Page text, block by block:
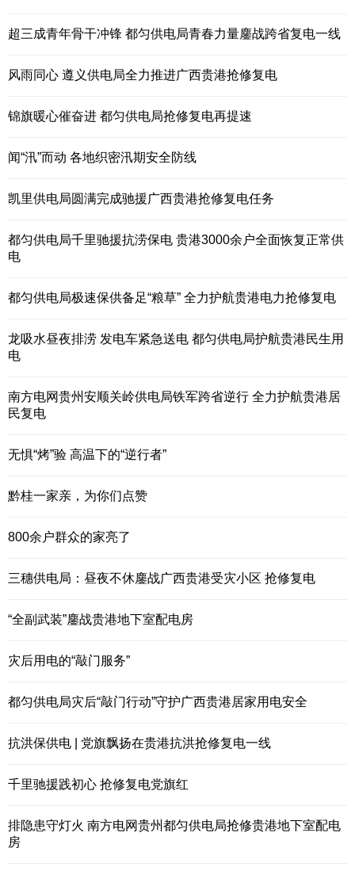
超三成青年骨干冲锋 都匀供电局青春力量鏖战跨省复电一线
风雨同心 遵义供电局全力推进广西贵港抢修复电
锦旗暖心催奋进 都匀供电局抢修复电再提速
闻“汛”而动 各地织密汛期安全防线
凯里供电局圆满完成驰援广西贵港抢修复电任务
都匀供电局千里驰援抗涝保电 贵港3000余户全面恢复正常供
电
都匀供电局极速保供备足“粮草” 全力护航贵港电力抢修复电
龙吸水昼夜排涝 发电车紧急送电 都匀供电局护航贵港民生用
电
南方电网贵州安顺关岭供电局铁军跨省逆行 全力护航贵港居
民复电
无惧“烤”验 高温下的“逆行者”
黔桂一家亲，为你们点赞
800余户群众的家亮了
三穗供电局：昼夜不休鏖战广西贵港受灾小区 抢修复电
“全副武装”鏖战贵港地下室配电房
灾后用电的“敲门服务”
都匀供电局灾后“敲门行动”守护广西贵港居家用电安全
抗洪保供电 | 党旗飘扬在贵港抗洪抢修复电一线
千里驰援践初心 抢修复电党旗红
排隐患守灯火 南方电网贵州都匀供电局抢修贵港地下室配电
房